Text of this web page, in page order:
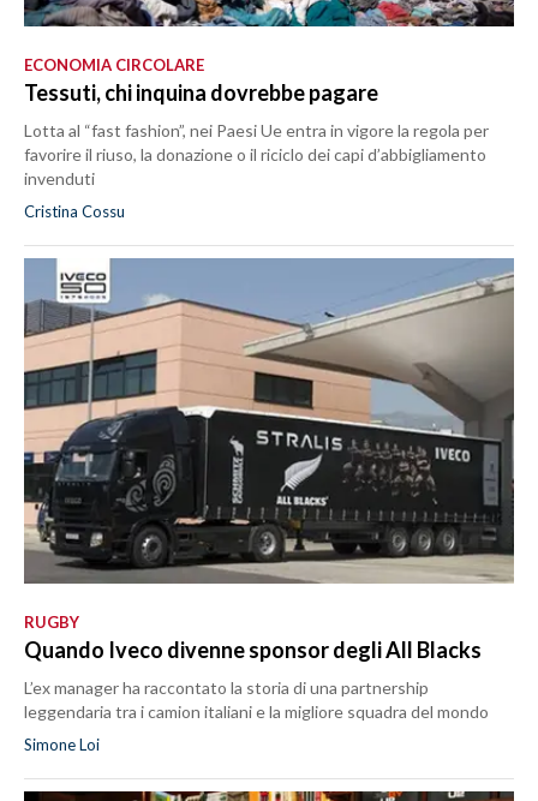
ECONOMIA CIRCOLARE
Tessuti, chi inquina dovrebbe pagare
Lotta al “fast fashion”, nei Paesi Ue entra in vigore la regola per
favorire il riuso, la donazione o il riciclo dei capi d’abbigliamento
invenduti
Cristina Cossu
RUGBY
Quando Iveco divenne sponsor degli All Blacks
L’ex manager ha raccontato la storia di una partnership
leggendaria tra i camion italiani e la migliore squadra del mondo
Simone Loi